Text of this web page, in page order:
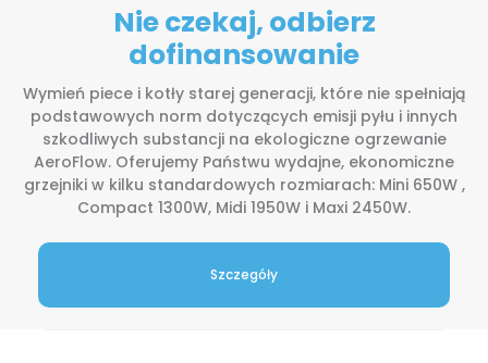
Nie czekaj, odbierz
dofinansowanie
Wymień piece i kotły starej generacji, które nie spełniają
podstawowych norm dotyczących emisji pyłu i innych
szkodliwych substancji na ekologiczne ogrzewanie
AeroFlow. Oferujemy Państwu wydajne, ekonomiczne
grzejniki w kilku standardowych rozmiarach: Mini 650W ,
Compact 1300W, Midi 1950W i Maxi 2450W.
Szczegóły